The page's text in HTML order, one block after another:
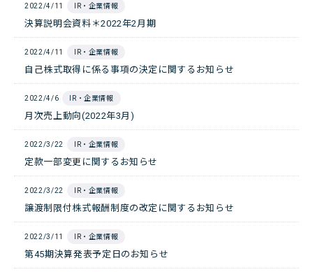
2022/4/11 IR・企業情報
決算説明会資料＊2022年2月期
2022/4/11 IR・企業情報
自己株式取得に係る事項の決定に関するお知らせ
2022/4/6 IR・企業情報
月次売上動向(2022年3月)
2022/3/22 IR・企業情報
定款一部変更に関するお知らせ
2022/3/22 IR・企業情報
譲渡制限付株式報酬制度の改定に関するお知らせ
2022/3/11 IR・企業情報
第45期決算発表予定日のお知らせ